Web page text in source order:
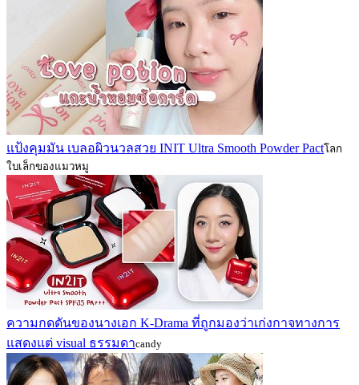
แป้งคุมมัน เบลอผิวนวลสวย INIT Ultra Smooth Powder Pactโลก
ใบเล็กของแมวหมู
ความกดดันของนางเอก K-Drama ที่ถูกมองว่าเก่งกาจทางการ
แสดงแต่ visual ธรรมดาcandy